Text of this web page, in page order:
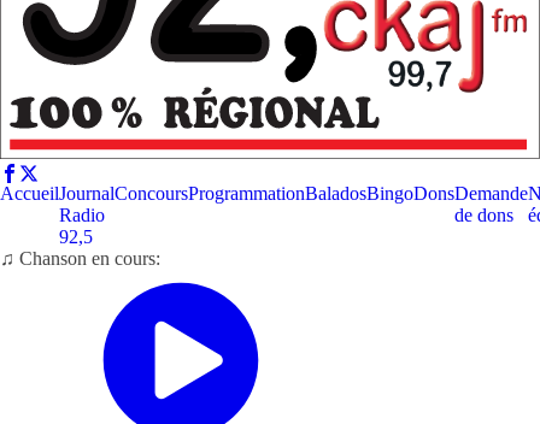
AccueilJournal
Radio
92,5
ConcoursProgrammationBaladosBingoDonsDemande
de dons
♫ Chanson en cours: